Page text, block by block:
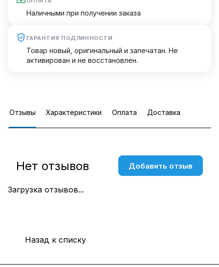
Наличными при получении заказа
ГАРАНТИЯ ПОДЛИННОСТИ
Товар новый, оригинальный и запечатан. Не
активирован и не восстановлен.
Отзывы Характеристики Оплата Доставка
Загрузка отзывов...
Нет отзывов Добавить отзыв
Назад к списку